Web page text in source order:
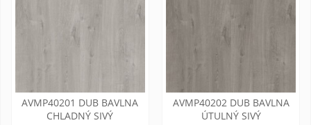
AVMP40201 DUB BAVLNA
CHLADNÝ SIVÝ
AVMP40202 DUB BAVLNA
ÚTULNÝ SIVÝ